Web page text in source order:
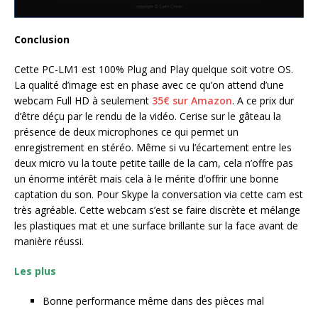
Conclusion
Cette PC-LM1 est 100% Plug and Play quelque soit votre OS.
La qualité d’image est en phase avec ce qu’on attend d’une
webcam Full HD à seulement 35€ sur Amazon. A ce prix dur
d’être déçu par le rendu de la vidéo. Cerise sur le gâteau la
présence de deux microphones ce qui permet un
enregistrement en stéréo. Même si vu l’écartement entre les
deux micro vu la toute petite taille de la cam, cela n’offre pas
un énorme intérêt mais cela à le mérite d’offrir une bonne
captation du son. Pour Skype la conversation via cette cam est
très agréable. Cette webcam s’est se faire discrète et mélange
les plastiques mat et une surface brillante sur la face avant de
manière réussi.
Les plus
Bonne performance même dans des pièces mal